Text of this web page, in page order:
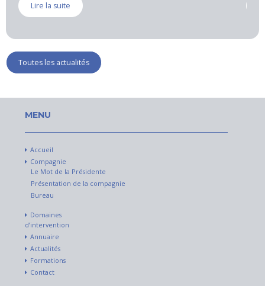
Lire la suite
Toutes les actualités
MENU
Accueil
Compagnie
Le Mot de la Présidente
Présentation de la compagnie
Bureau
Domaines
d’intervention
Annuaire
Actualités
Formations
Contact